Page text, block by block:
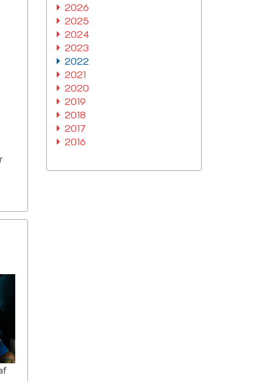
2026
2025
2024
2023
2022
2021
2020
2019
2018
2017
2016